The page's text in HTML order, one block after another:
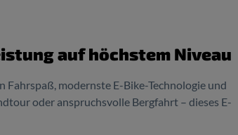
auf höchstem Niveau
modernste E-Bike-Technologie und
oder anspruchsvolle Bergfahrt – dieses E-